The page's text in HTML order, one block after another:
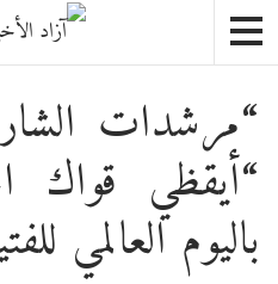
“مرشدات
“أيقظي قواك
باليوم العالمي